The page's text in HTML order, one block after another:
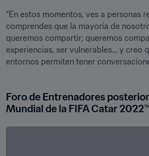
“En estos momentos, ves a personas
comprendes que la mayoría de
queremos compartir; queremos
experiencias, ser vulnerables… y creo
entornos permiten tener
Foro de Entrenadores
Mundial de la FIFA Catar